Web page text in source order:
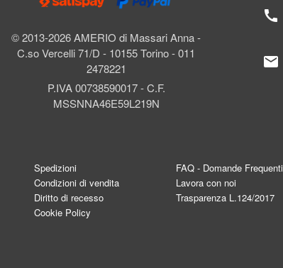
© 2013-2026 AMERIO di Massari Anna -
C.so Vercelli 71/D - 10155 Torino - 011
2478221
P.IVA 00738590017 - C.F.
MSSNNA46E59L219N
call
mail
Spedizioni
Condizioni di vendita
Diritto di recesso
Cookie Policy
FAQ - Domande Frequenti
Lavora con noi
Trasparenza L.124/2017